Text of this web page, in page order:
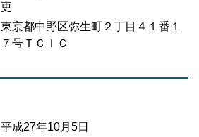
更
東京都中野区弥生町２丁目４１番１
７号ＴＣＩＣ
平成27年10月5日